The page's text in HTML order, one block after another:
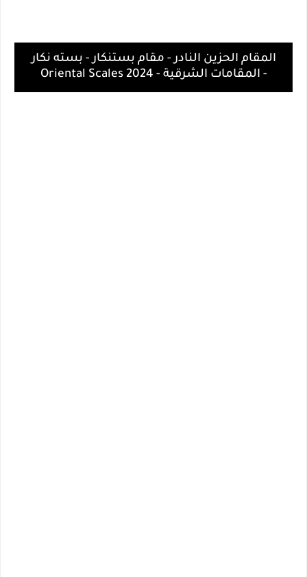
المقام الحزين النادر - مقام بستنكار - بسته نكار
- المقامات الشرقية - Oriental Scales 2024